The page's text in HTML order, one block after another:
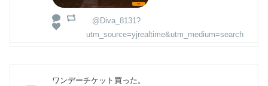
@Diva_8131?
utm_source=yjrealtime&utm_medium=search
ワンデーチケット買った。